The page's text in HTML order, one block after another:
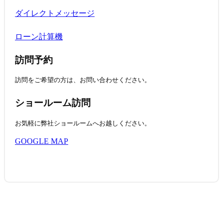
ダイレクトメッセージ
ローン計算機
訪問予約
訪問をご希望の方は、お問い合わせください。
ショールーム訪問
お気軽に弊社ショールームへお越しください。
GOOGLE MAP